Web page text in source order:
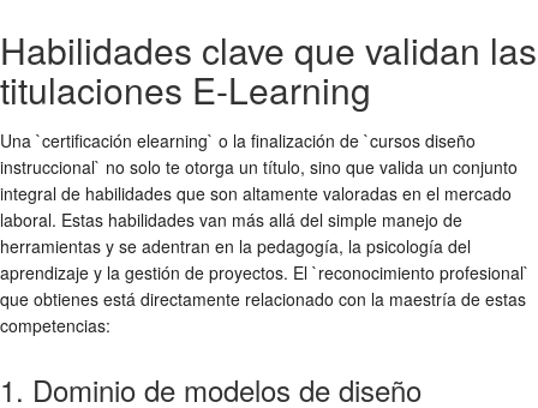
Habilidades clave que validan las
titulaciones E-Learning
Una `certificación elearning` o la finalización de `cursos diseño
instruccional` no solo te otorga un título, sino que valida un conjunto
integral de habilidades que son altamente valoradas en el mercado
laboral. Estas habilidades van más allá del simple manejo de
herramientas y se adentran en la pedagogía, la psicología del
aprendizaje y la gestión de proyectos. El `reconocimiento profesional`
que obtienes está directamente relacionado con la maestría de estas
competencias:
1. Dominio de modelos de diseño